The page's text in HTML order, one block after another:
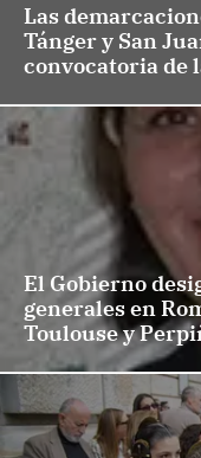
Las
Tánger y San
convocatoria de
El Gobierno
generales en
Toulouse y